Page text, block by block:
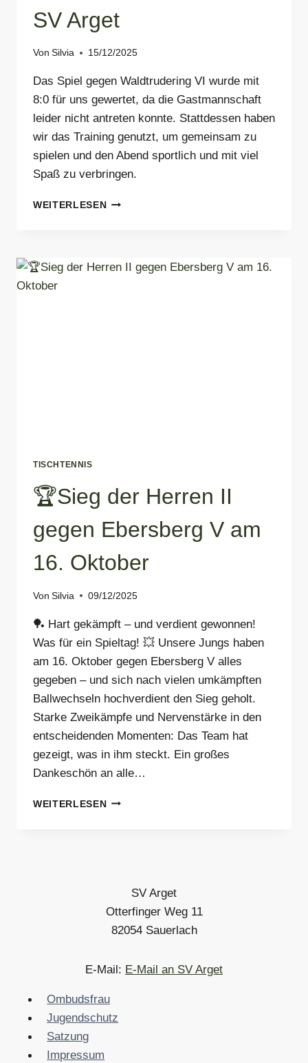
SV Arget
Von Silvia 15/12/2025
Das Spiel gegen Waldtrudering VI wurde mit
8:0 für uns gewertet, da die Gastmannschaft
leider nicht antreten konnte. Stattdessen haben
wir das Training genutzt, um gemeinsam zu
spielen und den Abend sportlich und mit viel
Spaß zu verbringen.
WEITERLESENSPORTLICHER
TISCHTENNIS
🏆Sieg der Herren II
gegen Ebersberg V am
16. Oktober
Von Silvia 09/12/2025
🏓 Hart gekämpft – und verdient gewonnen!
Was für ein Spieltag! 💥 Unsere Jungs haben
am 16. Oktober gegen Ebersberg V alles
gegeben – und sich nach vielen umkämpften
Ballwechseln hochverdient den Sieg geholt.
Starke Zweikämpfe und Nervenstärke in den
entscheidenden Momenten: Das Team hat
gezeigt, was in ihm steckt. Ein großes
Dankeschön an alle…
WEITERLESEN🏆
EBERSBERG
AM
16.
SV Arget
Otterfinger Weg 11
82054 Sauerlach
E-Mail: E-Mail an SV Arget
Ombudsfrau
Jugendschutz
Satzung
Impressum